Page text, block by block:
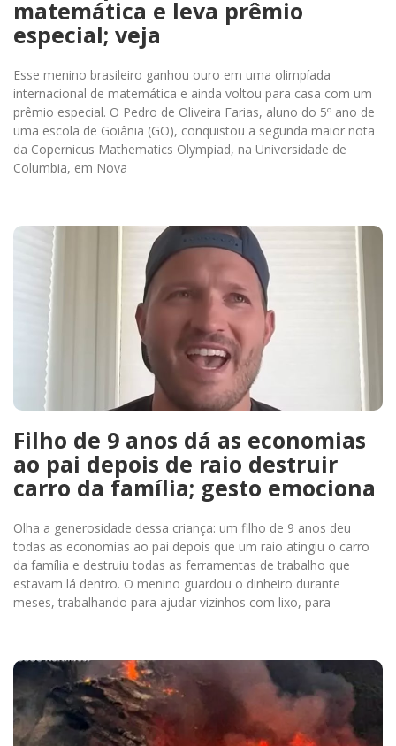
matemática e leva prêmio
especial; veja
Esse menino brasileiro ganhou ouro em uma olimpíada
internacional de matemática e ainda voltou para casa com um
prêmio especial. O Pedro de Oliveira Farias, aluno do 5º ano de
uma escola de Goiânia (GO), conquistou a segunda maior nota
da Copernicus Mathematics Olympiad, na Universidade de
Columbia, em Nova
Filho de 9 anos dá as economias
ao pai depois de raio destruir
carro da família; gesto emociona
Olha a generosidade dessa criança: um filho de 9 anos deu
todas as economias ao pai depois que um raio atingiu o carro
da família e destruiu todas as ferramentas de trabalho que
estavam lá dentro. O menino guardou o dinheiro durante
meses, trabalhando para ajudar vizinhos com lixo, para